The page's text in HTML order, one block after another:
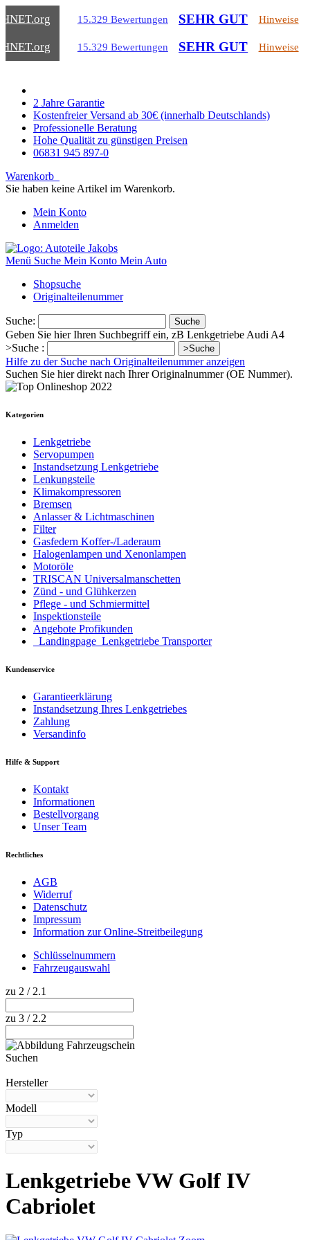
.org 15.329 Bewertungen SEHR GUT Hinweise
.org 15.329 Bewertungen SEHR GUT Hinweise
2 Jahre Garantie
Kostenfreier Versand ab 30€ (innerhalb Deutschlands)
Professionelle Beratung
Hohe Qualität zu günstigen Preisen
06831 945 897-0
Warenkorb
Sie haben keine Artikel im Warenkorb.
Mein Konto
Anmelden
Menü Suche Mein Konto Mein Auto
Shopsuche
Originalteilenummer
Suche: Suche
Geben Sie hier Ihren Suchbegriff ein, zB Lenkgetriebe Audi A4
>Suche :
>Suche
Hilfe zu der Suche nach Originalteilenummer anzeigen
Suchen Sie hier direkt nach Ihrer Originalnummer (OE Nummer).
Kategorien
Lenkgetriebe
Servopumpen
Instandsetzung Lenkgetriebe
Lenkungsteile
Klimakompressoren
Bremsen
Anlasser & Lichtmaschinen
Filter
Gasfedern Koffer-/Laderaum
Halogenlampen und Xenonlampen
Motoröle
TRISCAN Universalmanschetten
Zünd - und Glühkerzen
Pflege - und Schmiermittel
Inspektionsteile
Angebote Profikunden
_Landingpage_Lenkgetriebe Transporter
Kundenservice
Garantieerklärung
Instandsetzung Ihres Lenkgetriebes
Zahlung
Versandinfo
Hilfe & Support
Kontakt
Informationen
Bestellvorgang
Unser Team
Rechtliches
AGB
Widerruf
Datenschutz
Impressum
Information zur Online-Streitbeilegung
Schlüsselnummern
Fahrzeugauswahl
zu 2 / 2.1
zu 3 / 2.2
Suchen
Hersteller
Modell
Typ
Lenkgetriebe VW Golf IV
Cabriolet